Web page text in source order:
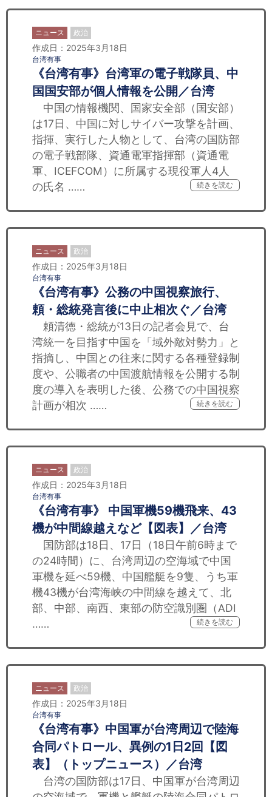
ニュース 政治
作成日：2025年3月18日
台湾有事
《台湾有事》台湾軍の電子戦隊員、中
国国安部が個人情報を公開／台湾
中国の情報機関、国家安全部（国安部）
は17日、中国に対しサイバー攻撃を計画、
指揮、実行した人物として、台湾の国防部
の電子戦部隊、資通電軍指揮部（資通電
軍、ICEFCOM）に所属する現役軍人4人
の氏名 ……
続きを読む
ニュース 政治
作成日：2025年3月18日
台湾有事
《台湾有事》公務の中国視察旅行、
頼・総統発言後に中止相次ぐ／台湾
頼清徳・総統が13日の記者会見で、台
湾統一を目指す中国を「域外敵対勢力」と
指摘し、中国との往来に関する各種登録制
度や、公職者の中国渡航情報を公開する制
度の導入を表明した後、公務での中国視察
計画が相次 ……
続きを読む
ニュース 政治
作成日：2025年3月18日
台湾有事
《台湾有事》 中国軍機59機飛来、43
機が中間線越えなど【図表】／台湾
国防部は18日、17日（18日午前6時まで
の24時間）に、台湾周辺の空海域で中国
軍機を延べ59機、中国艦艇を9隻、うち軍
機43機が台湾海峡の中間線を越えて、北
部、中部、南西、東部の防空識別圏（ADI
……
続きを読む
ニュース 政治
作成日：2025年3月18日
台湾有事
《台湾有事》中国軍が台湾周辺で陸海
合同パトロール、異例の1日2回【図
表】（トップニュース）／台湾
台湾の国防部は17日、中国軍が台湾周辺